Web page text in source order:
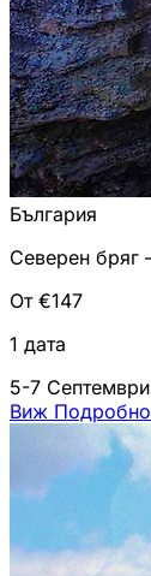
България
Северен бряг
От €147
1 дата
5-7 Септември
Виж